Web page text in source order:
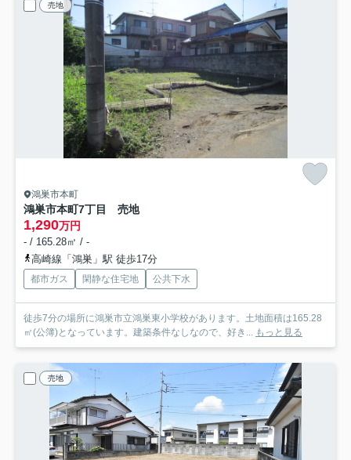
売地
鴻巣市本町
鴻巣市本町7丁目 売地
1,290万円
- / 165.28㎡ / -
高崎線「鴻巣」駅 徒歩17分
都市ガス 閑静な住宅地 公共下水
徒歩7分の場所に鴻巣市立鴻巣東小学校があります。土地面積は165.28
㎡(公簿)となっています。建築条件なしなので、好き... もっと見る
売地